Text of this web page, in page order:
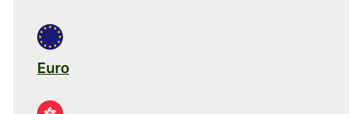
Euro